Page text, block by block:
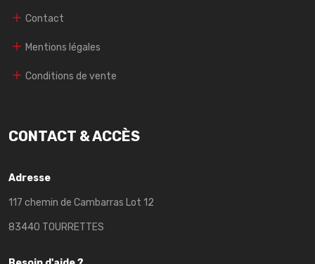
Contact
Mentions légales
Conditions de vente
CONTACT & ACCÈS
Adresse
117 chemin de Cambarras Lot 12
83440 TOURRETTES